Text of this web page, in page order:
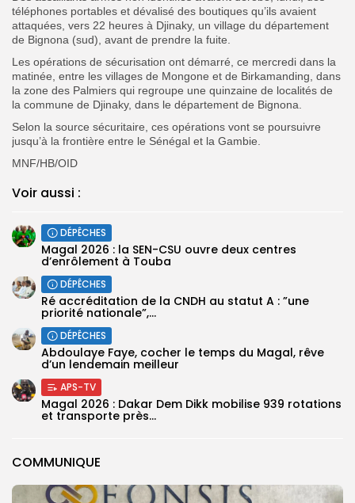
COMMUNIQUE
téléphones portables et dévalisé des boutiques qu’ils avaient
attaquées, vers 22 heures à Djinaky, un village du département
de Bignona (sud), avant de prendre la fuite.
Les opérations de sécurisation ont démarré, ce mercredi dans la
matinée, entre les villages de Mongone et de Birkamanding, dans
la zone des Palmiers qui regroupe une quinzaine de localités de
la commune de Djinaky, dans le département de Bignona.
Selon la source sécuritaire, ces opérations vont se poursuivre
jusqu’à la frontière entre le Sénégal et la Gambie.
MNF/HB/OID
Voir aussi :
DÉPÊCHES
Magal 2026 : la SEN-CSU ouvre deux centres
d’enrôlement à Touba
DÉPÊCHES
Ré accréditation de la CNDH au statut A : ”une
priorité nationale”,...
DÉPÊCHES
Abdoulaye Faye, cocher le temps du Magal, rêve
d’un lendemain meilleur
APS-TV
Magal 2026 : Dakar Dem Dikk mobilise 939 rotations
et transporte près...